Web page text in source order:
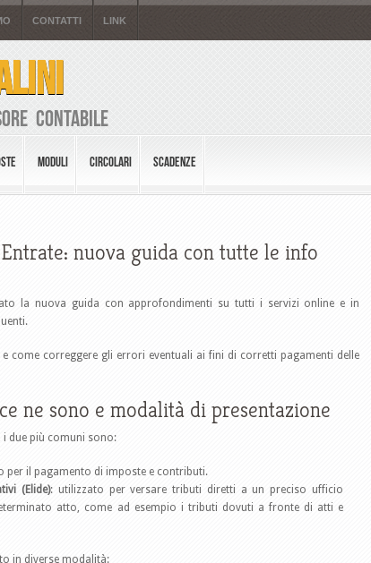
CONTATTI LINK
Contabile
MODULI CIRCOLARI SCADENZE
nuova guida con tutte le info
la nuova guida con approfondimenti su tutti i servizi online e in
come correggere gli errori eventuali ai fini di corretti pagamenti delle
ne sono e modalità di presentazione
i due più comuni sono:
per il pagamento di imposte e contributi.
(Elide): utilizzato per versare tributi diretti a un preciso ufficio
atto, come ad esempio i tributi dovuti a fronte di atti e
in diverse modalità: